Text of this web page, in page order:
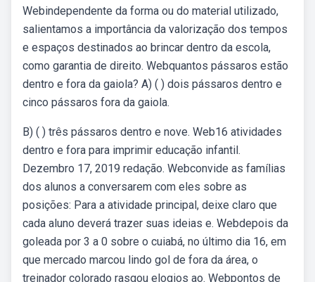
Webindependente da forma ou do material utilizado,
salientamos a importância da valorização dos tempos
e espaços destinados ao brincar dentro da escola,
como garantia de direito. Webquantos pássaros estão
dentro e fora da gaiola? A) ( ) dois pássaros dentro e
cinco pássaros fora da gaiola.
B) ( ) três pássaros dentro e nove. Web16 atividades
dentro e fora para imprimir educação infantil.
Dezembro 17, 2019 redação. Webconvide as famílias
dos alunos a conversarem com eles sobre as
posições: Para a atividade principal, deixe claro que
cada aluno deverá trazer suas ideias e. Webdepois da
goleada por 3 a 0 sobre o cuiabá, no último dia 16, em
que mercado marcou lindo gol de fora da área, o
treinador colorado rasgou elogios ao. Webpontos de